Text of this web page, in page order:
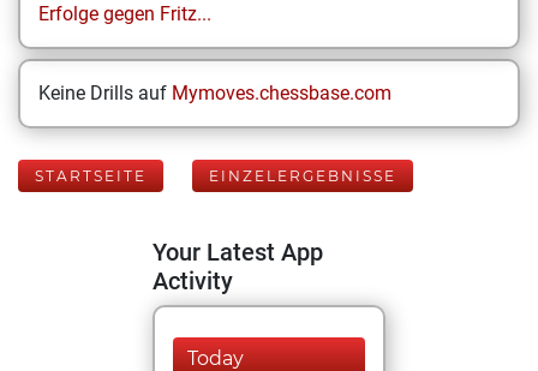
Erfolge gegen Fritz...
Keine Drills auf Mymoves.chessbase.com
STARTSEITE EINZELERGEBNISSE
Your Latest App
Activity
Today